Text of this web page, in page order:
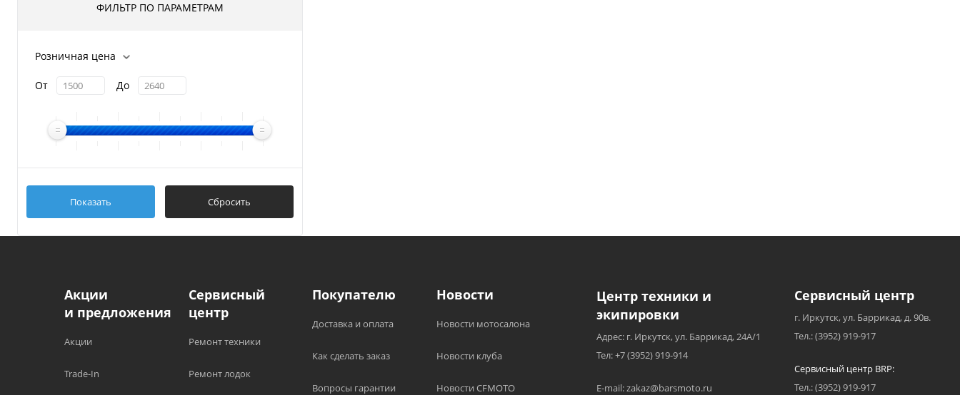
ФИЛЬТР ПО ПАРАМЕТРАМ
Розничная цена
От До
Показать Сбросить
Акции
и предложения
Акции
Trade-In
Сервисный
центр
Ремонт техники
Ремонт лодок
Покупателю
Доставка и оплата
Как сделать заказ
Вопросы гарантии
Новости
Новости мотосалона
Новости клуба
Новости CFMOTO
Центр техники и
экипировки
Адрес: г. Иркутск, ул. Баррикад, 24А/1
Тел: +7 (3952) 919-914
E-mail: zakaz@barsmoto.ru
Сервисный центр
г. Иркутск, ул. Баррикад, д. 90в.
Тел.: (3952) 919-917
Сервисный центр BRP:
Тел.: (3952) 919-917